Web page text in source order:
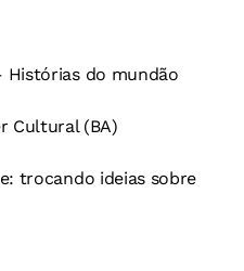
do mundão
Cultural (BA)
trocando ideias sobre